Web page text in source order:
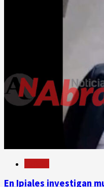
En Ipiales investigan